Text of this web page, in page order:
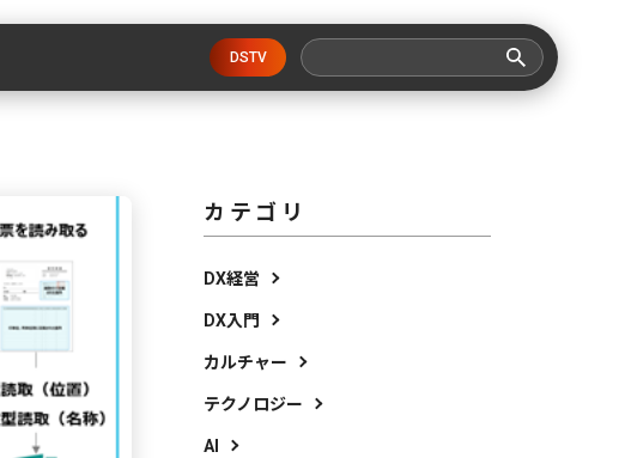
DSTV
カテゴリ
DX経営
DX入門
カルチャー
テクノロジー
AI